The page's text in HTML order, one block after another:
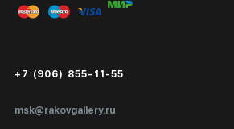
msk@rakovgallery.ru
+7 (906) 855-11-55
Публичная оферта
Экспертиза/Вывоз за границу
Подарочные сертификаты